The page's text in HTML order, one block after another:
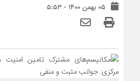
۰۵ بهمن ۱۴۰۰ - ۵:۵۳